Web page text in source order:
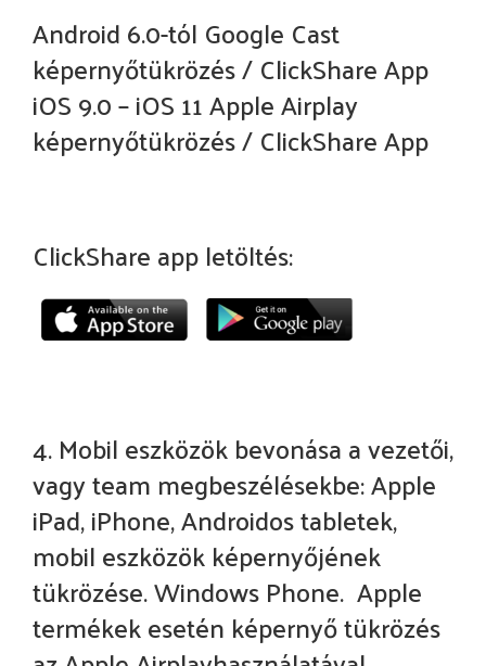
Android 6.0-tól Google Cast
képernyőtükrözés / ClickShare App
iOS 9.0 – iOS 11 Apple Airplay
képernyőtükrözés / ClickShare App
ClickShare app letöltés:
4. Mobil eszközök bevonása a vezetői,
vagy team megbeszélésekbe: Apple
iPad, iPhone, Androidos tabletek,
mobil eszközök képernyőjének
tükrözése. Windows Phone. Apple
termékek esetén képernyő tükrözés